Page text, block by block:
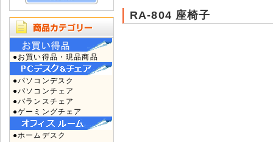
●お買い得品・現品商品
●パソコンデスク
●パソコンチェア
●バランスチェア
●ゲーミングチェア
●ホームデスク
RA-804 座椅子